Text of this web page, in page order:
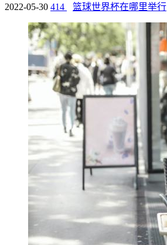
2022-05-30 414 篮球世界杯在哪里举行